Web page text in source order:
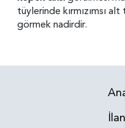
tüylerinde kırmızımsı
görmek nadirdir.